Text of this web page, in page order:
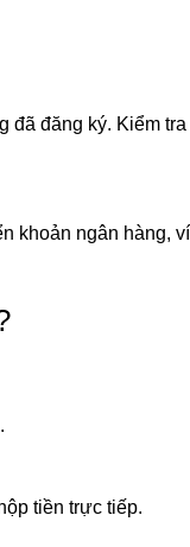
đăng ký. Kiểm
khoản ngân hàng,
tiền trực tiếp.